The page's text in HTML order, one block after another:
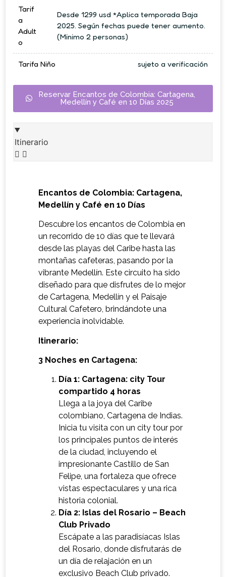
Reservar Encantos de Colombia: Cartagena,
Medellín y Café en 10 Días 2025
Tarif
a
Adult
o
Desde 1299 usd *Aplica temporada Baja
2025. Según fechas puede tener aumento.
(Minimo 2 personas)
Tarifa Niño sujeto a verificación
Itinerario
Encantos de Colombia: Cartagena,
Medellín y Café en 10 Días
Descubre los encantos de Colombia en
un recorrido de 10 días que te llevará
desde las playas del Caribe hasta las
montañas cafeteras, pasando por la
vibrante Medellín. Este circuito ha sido
diseñado para que disfrutes de lo mejor
de Cartagena, Medellín y el Paisaje
Cultural Cafetero, brindándote una
experiencia inolvidable.
Itinerario:
3 Noches en Cartagena:
Día 1: Cartagena: city Tour
compartido 4 horas
Llega a la joya del Caribe
colombiano, Cartagena de Indias.
Inicia tu visita con un city tour por
los principales puntos de interés
de la ciudad, incluyendo el
impresionante Castillo de San
Felipe, una fortaleza que ofrece
vistas espectaculares y una rica
historia colonial.
Día 2: Islas del Rosario – Beach
Club Privado
Escápate a las paradisíacas Islas
del Rosario, donde disfrutarás de
un día de relajación en un
exclusivo Beach Club privado.